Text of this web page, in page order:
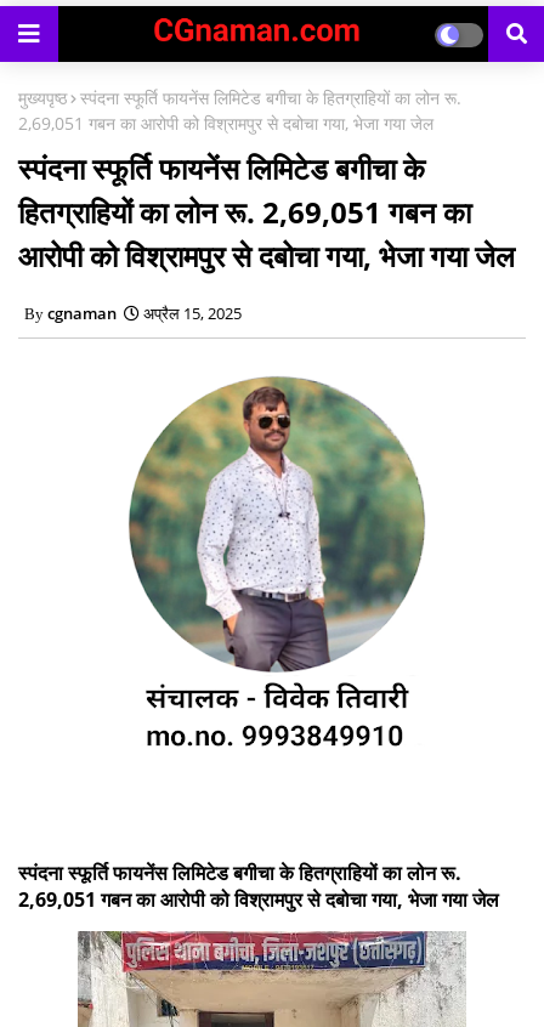
काउंसिलिंग प्रारंभ
मुख्यपृष्ठ स्पंदना स्फूर्ति फायनेंस लिमिटेड बगीचा के हितग्राहियों का लोन रू.
2,69,051 गबन का आरोपी को विश्रामपुर से दबोचा गया, भेजा गया जेल
स्पंदना स्फूर्ति फायनेंस लिमिटेड बगीचा के
हितग्राहियों का लोन रू. 2,69,051 गबन का
आरोपी को विश्रामपुर से दबोचा गया, भेजा गया जेल
cgnaman अप्रैल 15, 2025
स्पंदना स्फूर्ति फायनेंस लिमिटेड बगीचा के हितग्राहियों का लोन रू.
2,69,051 गबन का आरोपी को विश्रामपुर से दबोचा गया, भेजा गया जेल